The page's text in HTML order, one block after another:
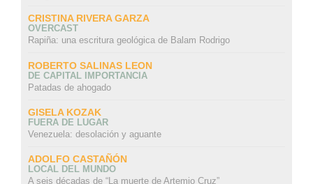
CRISTINA RIVERA GARZA
OVERCAST
Rapiña: una escritura geológica de Balam Rodrigo
ROBERTO SALINAS LEON
DE CAPITAL IMPORTANCIA
Patadas de ahogado
GISELA KOZAK
FUERA DE LUGAR
Venezuela: desolación y aguante
ADOLFO CASTAÑÓN
LOCAL DEL MUNDO
A seis décadas de “La muerte de Artemio Cruz”